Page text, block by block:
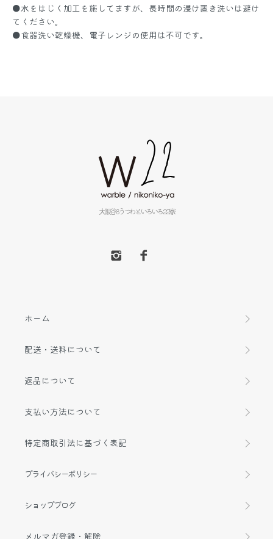
●水をはじく加工を施してますが、長時間の浸け置き洗いは避け
てください。
●食器洗い乾燥機、電子レンジの使用は不可です。
大阪谷6うつわといろいろ22家
ホーム
配送・送料について
返品について
支払い方法について
特定商取引法に基づく表記
プライバシーポリシー
ショップブログ
メルマガ登録・解除